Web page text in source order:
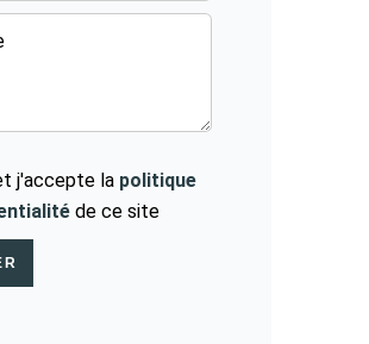
j'accepte la politique
de ce site